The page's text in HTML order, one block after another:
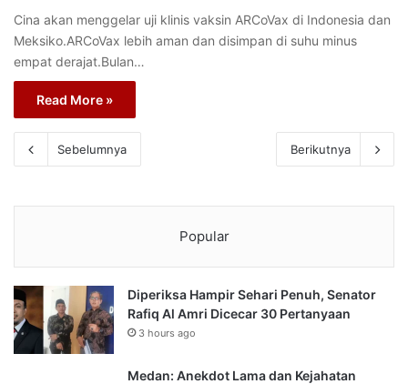
Cina akan menggelar uji klinis vaksin ARCoVax di Indonesia dan
Meksiko.ARCoVax lebih aman dan disimpan di suhu minus
empat derajat.Bulan…
Read More »
Sebelumnya Berikutnya
Popular
Diperiksa Hampir Sehari Penuh, Senator
Rafiq Al Amri Dicecar 30 Pertanyaan
3 hours ago
Medan: Anekdot Lama dan Kejahatan